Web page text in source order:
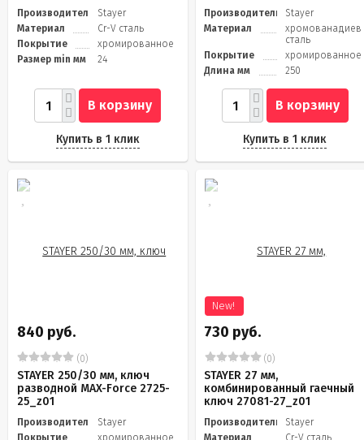
Производитель
Stayer
Материал
Cr-V сталь
Покрытие
хромированное
Размер min мм
24
В корзину
Купить в 1 клик
Производитель
Stayer
Материал
сталь
Покрытие
хромированное
Длина мм
250
В корзину
Купить в 1 клик
840 руб.
(0)
STAYER 250/30 мм, ключ
разводной MAX-Force 2725-
25_z01
Производитель
Stayer
Покрытие
хромированное
730 руб.
New!
(0)
STAYER 27 мм,
комбинированный гаечный
ключ 27081-27_z01
Производитель
Stayer
Материал
Cr-V сталь